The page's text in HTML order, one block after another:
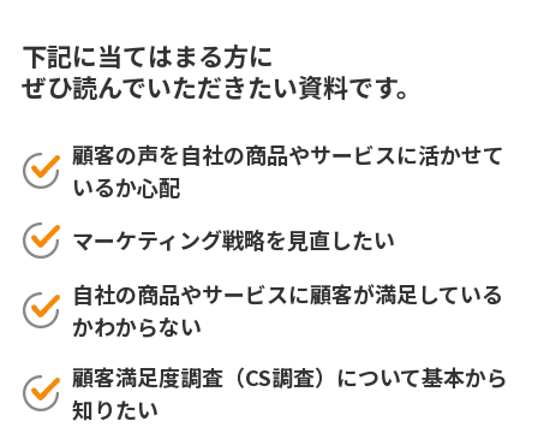
下記に当てはまる方に
ぜひ読んでいただきたい資料です。
顧客の声を自社の商品やサービスに活かせて
いるか心配
マーケティング戦略を見直したい
自社の商品やサービスに顧客が満足している
かわからない
顧客満足度調査（CS調査）について基本から
知りたい